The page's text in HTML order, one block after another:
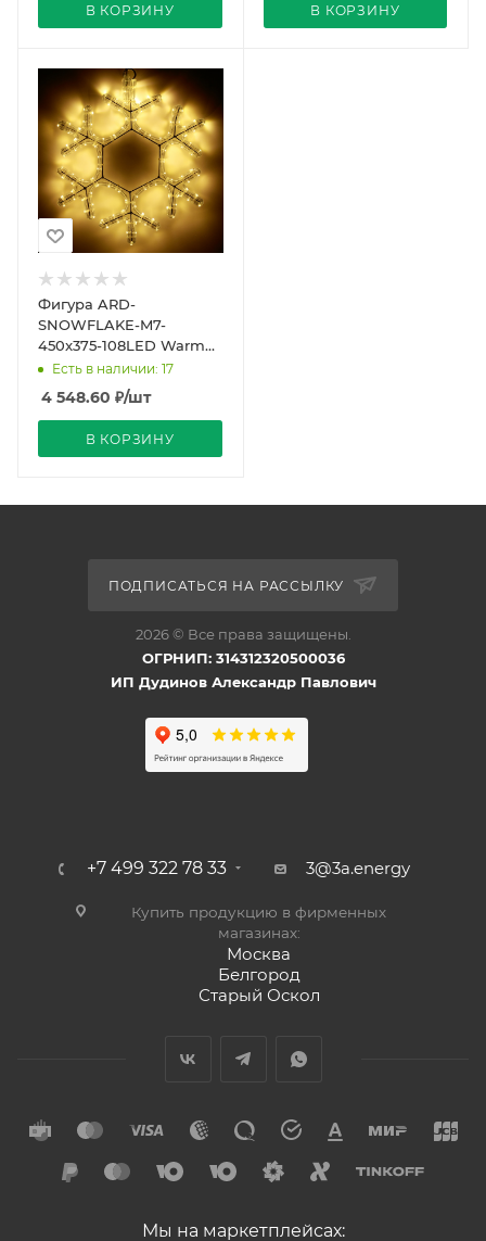
В КОРЗИНУ В КОРЗИНУ
Фигура ARD-
SNOWFLAKE-M7-
450x375-108LED Warm
(230V, 6.5W) (Ardecoled,
Есть в наличии: 17
4 548.60 ₽/шт
В КОРЗИНУ
ПОДПИСАТЬСЯ НА РАССЫЛКУ
2026 © Все права защищены.
ОГРНИП: 314312320500036
ИП Дудинов Александр Павлович
+7 499 322 78 33 3@3a.energy
Купить продукцию в фирменных
магазинах:
Москва
Белгород
Старый Оскол
Мы на маркетплейсах: